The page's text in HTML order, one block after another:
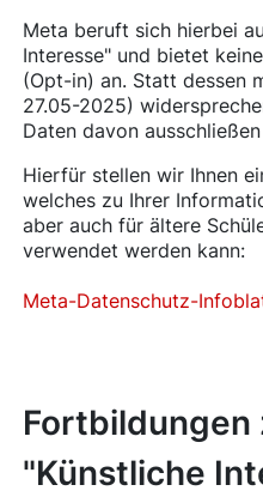
Meta beruft sich hierbei
Interesse" und bietet
(Opt-in) an. Statt dessen
27.05-2025)
Daten davon
Hierfür stellen wir Ihnen
welches zu Ihrer
aber auch für ältere
verwendet werden kann:
Meta-Datenschutz-
Fortbildungen
"Künstliche